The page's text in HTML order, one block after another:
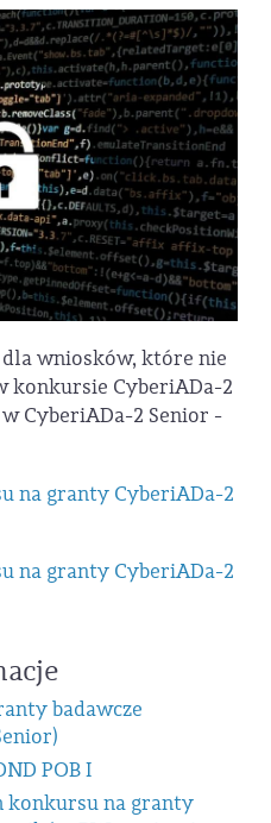
wniosków, które nie
konkursie CyberiADa-2
CyberiADa-2 Senior -
na granty CyberiADa-2
na granty CyberiADa-2
badawcze
POB I
konkursu na granty